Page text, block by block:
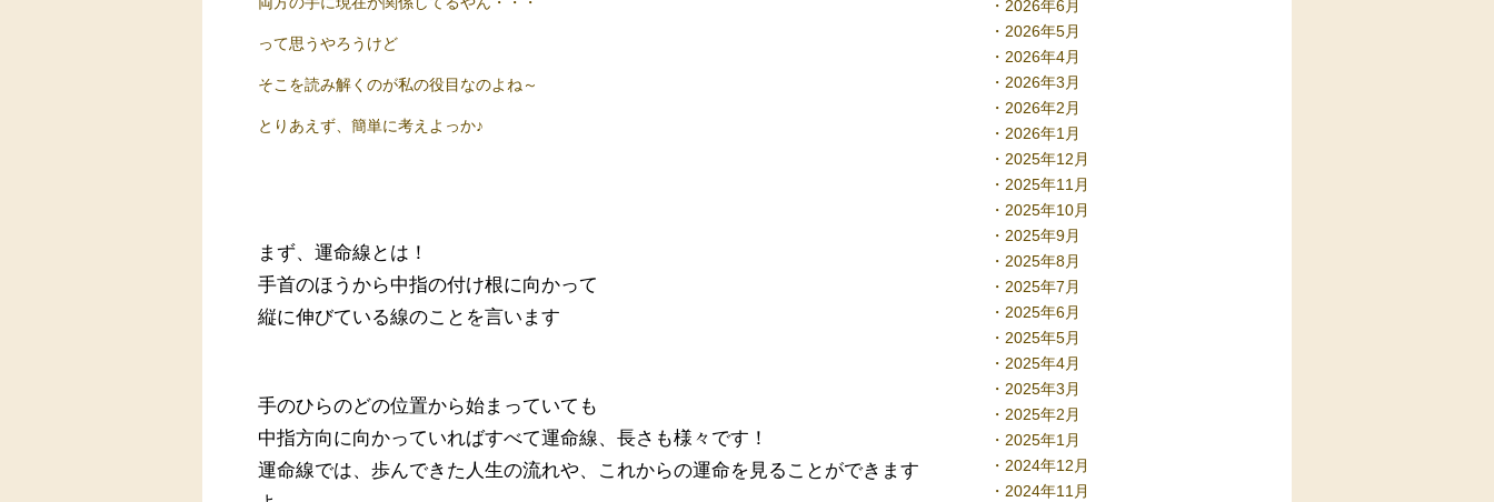
って思うやろうけど
そこを読み解くのが私の役目なのよね～
とりあえず、簡単に考えよっか♪
まず、運命線とは！
手首のほうから中指の付け根に向かって
縦に伸びている線のことを言います
手のひらのどの位置から始まっていても
中指方向に向かっていればすべて運命線、長さも様々です！
運命線では、歩んできた人生の流れや、これからの運命を見ることができます
2026年6月
2026年5月
2026年4月
2026年3月
2026年2月
2026年1月
2025年12月
2025年11月
2025年10月
2025年9月
2025年8月
2025年7月
2025年6月
2025年5月
2025年4月
2025年3月
2025年2月
2025年1月
2024年12月
2024年11月